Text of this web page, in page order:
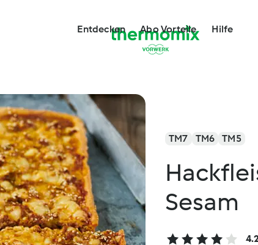
Entdecken Abo Vorteile Hilfe
TM7 TM6 TM5
Sesam